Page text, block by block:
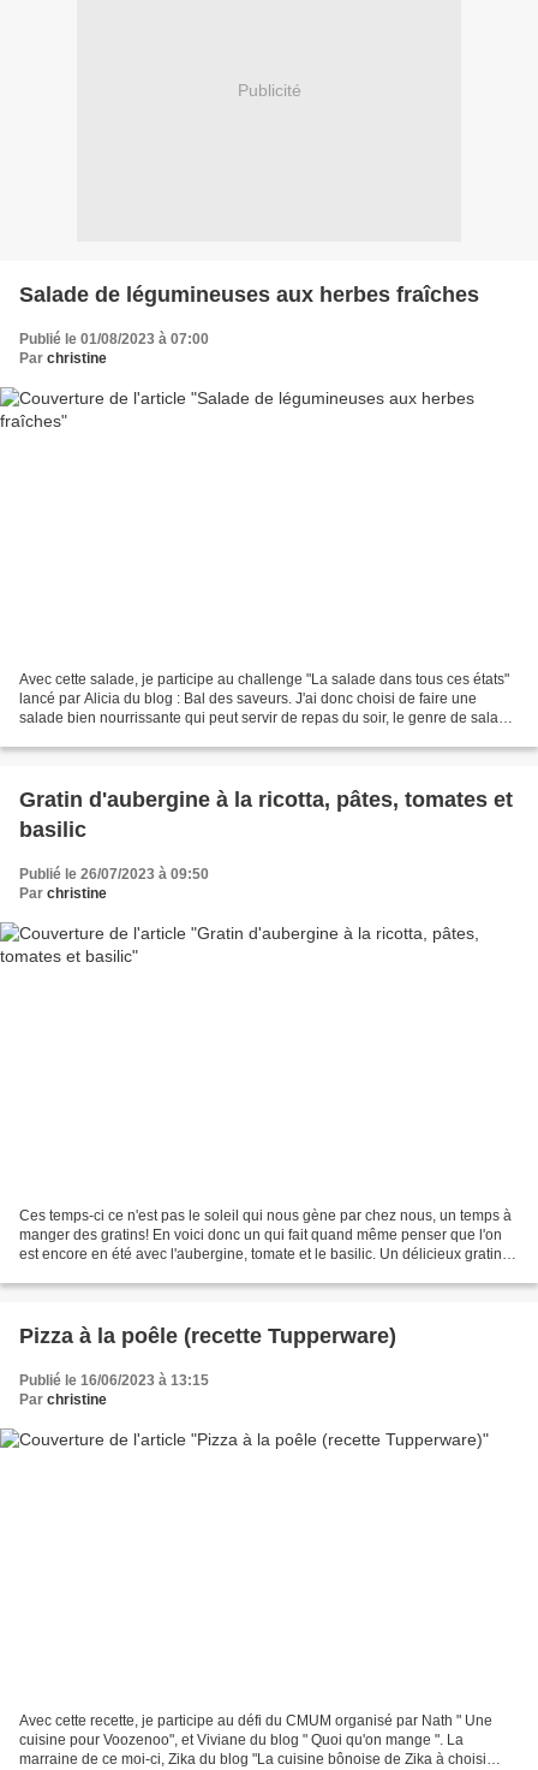
Publicité
Salade de légumineuses aux herbes fraîches
Publié le 01/08/2023 à 07:00
Par christine
Avec cette salade, je participe au challenge "La salade dans tous ces états"
lancé par Alicia du blog : Bal des saveurs. J'ai donc choisi de faire une
salade bien nourrissante qui peut servir de repas du soir, le genre de salade
Gratin d'aubergine à la ricotta, pâtes, tomates et
basilic
Publié le 26/07/2023 à 09:50
Par christine
Ces temps-ci ce n'est pas le soleil qui nous gène par chez nous, un temps à
manger des gratins! En voici donc un qui fait quand même penser que l'on
est encore en été avec l'aubergine, tomate et le basilic. Un délicieux gratin
Pizza à la poêle (recette Tupperware)
Publié le 16/06/2023 à 13:15
Par christine
Avec cette recette, je participe au défi du CMUM organisé par Nath " Une
cuisine pour Voozenoo", et Viviane du blog " Quoi qu'on mange ". La
marraine de ce moi-ci, Zika du blog "La cuisine bônoise de Zika à choisi